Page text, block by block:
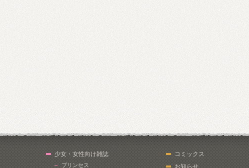
少女・女性向け雑誌
プリンセス
コミックス
お知らせ